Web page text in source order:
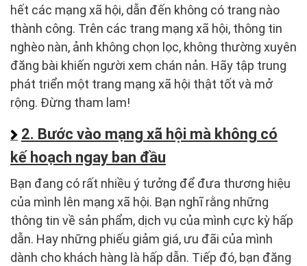
hết các mạng xã hội, dẫn đến không có trang nào
thành công. Trên các trang mạng xã hội, thông tin
nghèo nàn, ảnh không chọn lọc, không thường xuyên
đăng bài khiến người xem chán nản. Hãy tập trung
phát triển một trang mạng xã hội thật tốt và mở
rộng. Đừng tham lam!
2. Bước vào mạng xã hội mà không có
kế hoạch ngay ban đầu
Bạn đang có rất nhiều ý tưởng để đưa thương hiệu
của mình lên mạng xã hội. Bạn nghĩ rằng những
thông tin về sản phẩm, dịch vụ của mình cực kỳ hấp
dẫn. Hay những phiếu giảm giá, ưu đãi của mình
dành cho khách hàng là hấp dẫn. Tiếp đó, bạn đăng